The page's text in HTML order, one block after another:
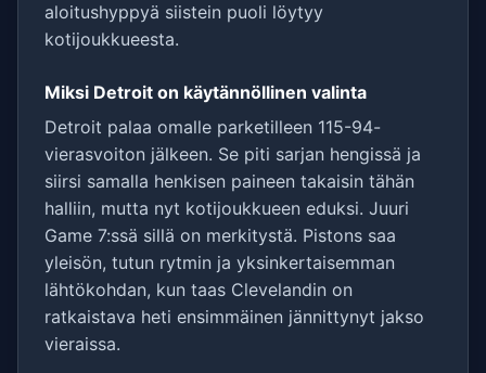
aloitushyppyä siistein puoli löytyy
kotijoukkueesta.
Miksi Detroit on käytännöllinen valinta
Detroit palaa omalle parketilleen 115-94-
vierasvoiton jälkeen. Se piti sarjan hengissä ja
siirsi samalla henkisen paineen takaisin tähän
halliin, mutta nyt kotijoukkueen eduksi. Juuri
Game 7:ssä sillä on merkitystä. Pistons saa
yleisön, tutun rytmin ja yksinkertaisemman
lähtökohdan, kun taas Clevelandin on
ratkaistava heti ensimmäinen jännittynyt jakso
vieraissa.